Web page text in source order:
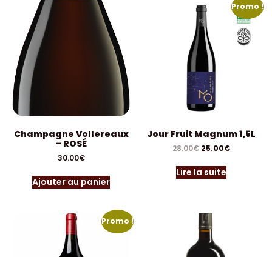
Champagne Vollereaux
– ROSÉ
30.00€
Ajouter au panier
Promo !
Jour Fruit Magnum 1,5L
28.00€ 25.00€
Lire la suite
Promo !